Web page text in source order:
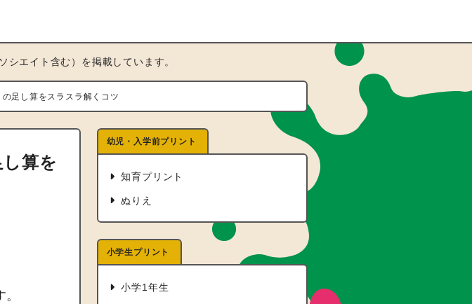
エイト含む）を掲載しています。
足し算をスラスラ解くコツ
算を
幼児・入学前プリント
知育プリント
ぬりえ
小学生プリント
小学1年生